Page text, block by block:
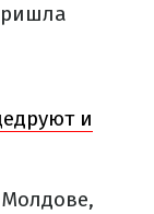
и